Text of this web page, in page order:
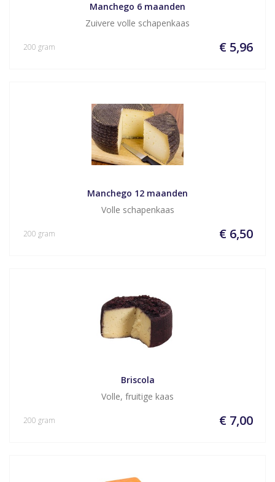
Manchego 6 maanden
Zuivere volle schapenkaas
€ 5,96
200 gram
Manchego 12 maanden
Volle schapenkaas
€ 6,50
200 gram
Briscola
Volle, fruitige kaas
€ 7,00
200 gram